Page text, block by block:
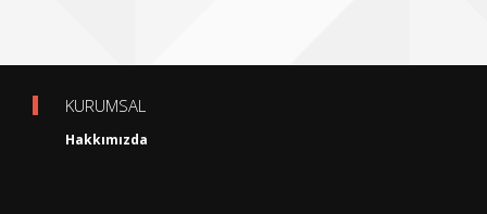
KURUMSAL
Hakkımızda